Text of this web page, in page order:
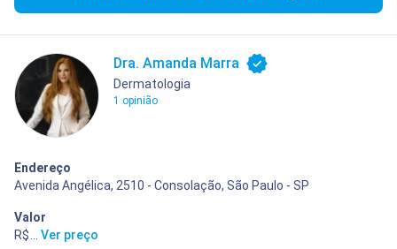
Dra. Amanda Marra
Dermatologia
1 opinião
Endereço
Avenida Angélica, 2510 - Consolação, São Paulo - SP
Valor
R$ 400,00
Ver preço